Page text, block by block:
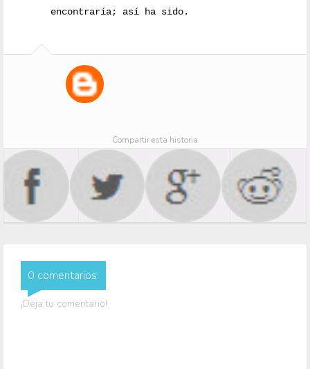
encontraría; así ha sido.
Compartir esta historia
0 comentarios:
¡Deja tu comentario!